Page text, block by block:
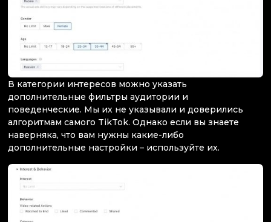
В категории интересов можно указать
дополнительные фильтры аудитории и
поведенческие. Мы их не указывали и доверились
алгоритмам самого TikTok. Однако если вы знаете
наверняка, что вам нужны какие-либо
дополнительные настройки – используйте их.